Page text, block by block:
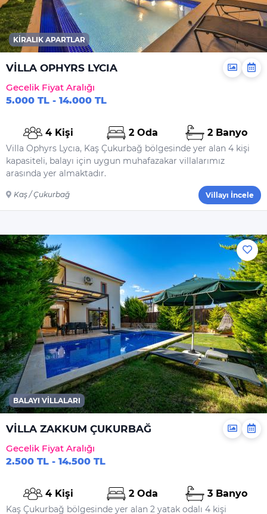
KIRALIK APARTLAR
VİLLA OPHYRS LYCIA
Gecelik Fiyat Aralığı
5.000 TL - 14.000 TL
4 Kişi 2 Oda 2 Banyo
Villa Ophyrs Lycıa, Kaş Çukurbağ bölgesinde yer alan 4 kişi
kapasiteli, balayı için uygun muhafazakar villalarımız
arasında yer almaktadır.
Kaş / Çukurbağ Villayı İncele
BALAYI VILLALARI
VİLLA ZAKKUM ÇUKURBAĞ
Gecelik Fiyat Aralığı
2.500 TL - 14.500 TL
4 Kişi 2 Oda 3 Banyo
Kaş Çukurbağ bölgesinde yer alan 2 yatak odalı 4 kişi